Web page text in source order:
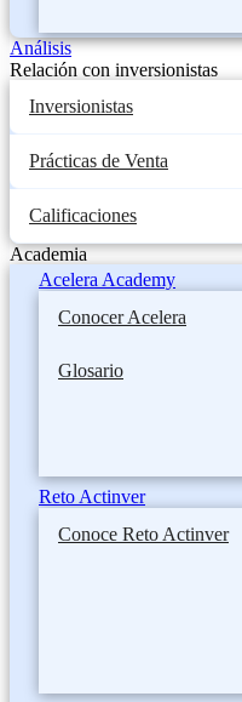
Análisis
Relación con inversionistas
Inversionistas
Prácticas de Venta
Calificaciones
Academia
Acelera Academy
Conocer Acelera
Glosario
Reto Actinver
Conoce Reto Actinver